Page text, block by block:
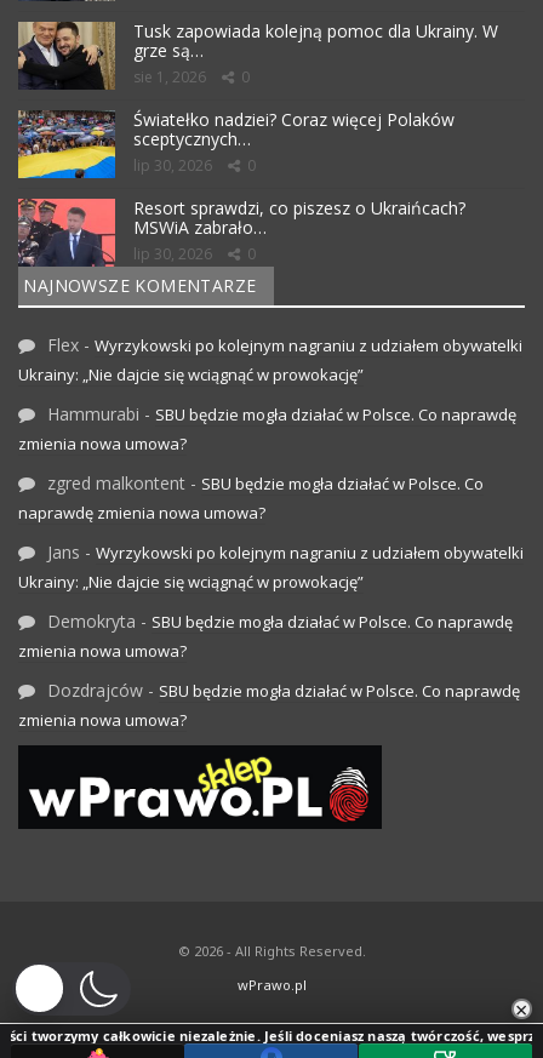
Tusk zapowiada kolejną pomoc dla Ukrainy. W
grze są…
sie 1, 2026 0
Światełko nadziei? Coraz więcej Polaków
sceptycznych…
lip 30, 2026 0
Resort sprawdzi, co piszesz o Ukraińcach?
MSWiA zabrało…
lip 30, 2026 0
NAJNOWSZE KOMENTARZE
Flex - Wyrzykowski po kolejnym nagraniu z udziałem obywatelki
Ukrainy: „Nie dajcie się wciągnąć w prowokację”
Hammurabi - SBU będzie mogła działać w Polsce. Co naprawdę
zmienia nowa umowa?
zgred malkontent - SBU będzie mogła działać w Polsce. Co
naprawdę zmienia nowa umowa?
Jans - Wyrzykowski po kolejnym nagraniu z udziałem obywatelki
Ukrainy: „Nie dajcie się wciągnąć w prowokację”
Demokryta - SBU będzie mogła działać w Polsce. Co naprawdę
zmienia nowa umowa?
Dozdrajców - SBU będzie mogła działać w Polsce. Co naprawdę
zmienia nowa umowa?
© 2026 - All Rights Reserved.
wPrawo.pl
×
tworzymy całkowicie niezależnie. Jeśli doceniasz naszą twórczość, wesprzyj